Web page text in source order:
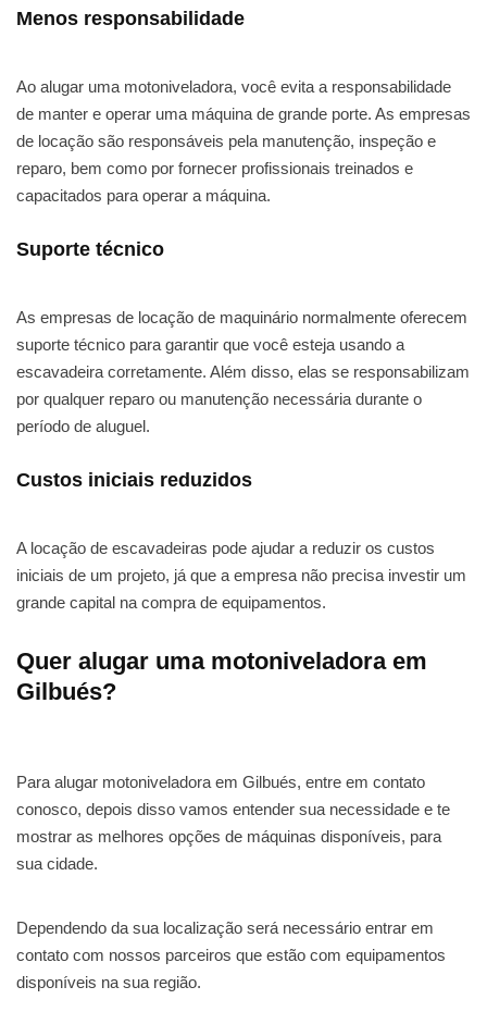
Menos responsabilidade
Ao alugar uma motoniveladora, você evita a responsabilidade
de manter e operar uma máquina de grande porte. As empresas
de locação são responsáveis pela manutenção, inspeção e
reparo, bem como por fornecer profissionais treinados e
capacitados para operar a máquina.
Suporte técnico
As empresas de locação de maquinário normalmente oferecem
suporte técnico para garantir que você esteja usando a
escavadeira corretamente. Além disso, elas se responsabilizam
por qualquer reparo ou manutenção necessária durante o
período de aluguel.
Custos iniciais reduzidos
A locação de escavadeiras pode ajudar a reduzir os custos
iniciais de um projeto, já que a empresa não precisa investir um
grande capital na compra de equipamentos.
Quer alugar uma motoniveladora em
Gilbués?
Para alugar motoniveladora em Gilbués, entre em contato
conosco, depois disso vamos entender sua necessidade e te
mostrar as melhores opções de máquinas disponíveis, para
sua cidade.
Dependendo da sua localização será necessário entrar em
contato com nossos parceiros que estão com equipamentos
disponíveis na sua região.